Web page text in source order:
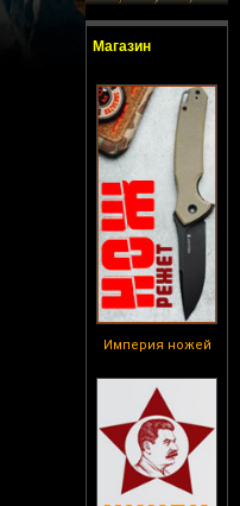
Магазин
Империя ножей